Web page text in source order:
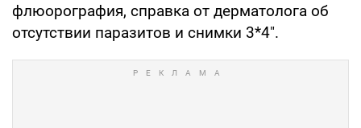
флюорография, справка от дерматолога об
отсутствии паразитов и снимки 3*4".